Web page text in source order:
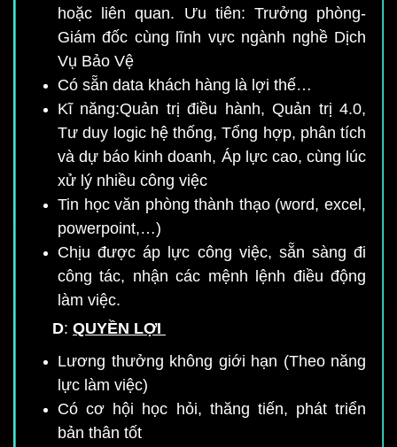
hoặc liên quan. Ưu tiên: Trưởng phòng-
Giám đốc cùng lĩnh vực ngành nghề Dịch
Vụ Bảo Vệ
Có sẵn data khách hàng là lợi thế…
Kĩ năng:Quản trị điều hành, Quản trị 4.0,
Tư duy logic hệ thống, Tổng hợp, phân tích
và dự báo kinh doanh, Áp lực cao, cùng lúc
xử lý nhiều công việc
Tin học văn phòng thành thạo (word, excel,
powerpoint,…)
Chịu được áp lực công việc, sẵn sàng đi
công tác, nhận các mệnh lệnh điều động
làm việc.
D: QUYỀN LỢI
Lương thưởng không giới hạn (Theo năng
lực làm việc)
Có cơ hội học hỏi, thăng tiến, phát triển
bản thân tốt